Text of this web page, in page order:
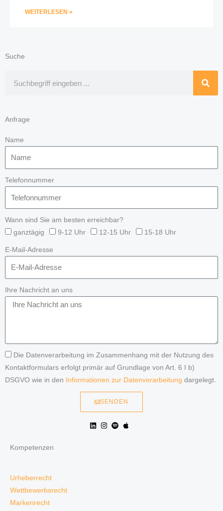
WEITERLESEN »
Suche
Anfrage
Name
Telefonnummer
Wann sind Sie am besten erreichbar?
ganztägig
9-12 Uhr 12-15 Uhr 15-18 Uhr
E-Mail-Adresse
Ihre Nachricht an uns
Die Datenverarbeitung im Zusammenhang mit der Nutzung des
Kontaktformulars erfolgt primär auf Grundlage von Art. 6 I b)
DSGVO wie in den Informationen zur Datenverarbeitung dargelegt.
SENDEN
Kompetenzen
Urheberrecht
Wettbewerbsrecht
Markenrecht